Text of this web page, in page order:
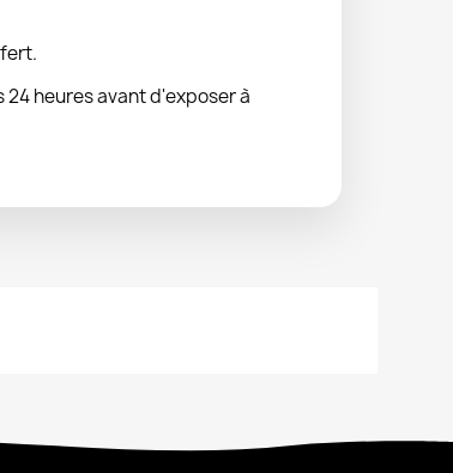
heures avant d'exposer à